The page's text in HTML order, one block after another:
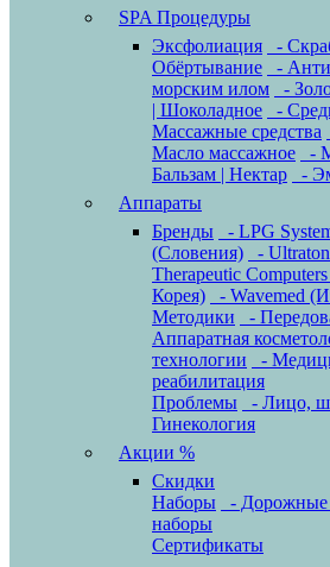
SPA Процедуры
Эксфолиация
-
Обёртывание
-
морским илом
-
| Шоколадное
-
Массажные средства
Масло массажное
-
Бальзам | Нектар
-
Аппараты
Бренды
- LPG
(Словения)
-
Therapeutic
Корея)
- Wavemed
Методики
-
Аппаратная
технологии
-
реабилитация
Проблемы
- Лицо,
Гинекология
Акции %
Скидки
Наборы
- Дорожные
наборы
Сертификаты